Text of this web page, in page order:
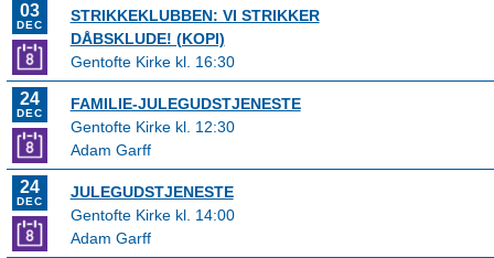
03
DEC
STRIKKEKLUBBEN: VI STRIKKER
DÅBSKLUDE! (KOPI)
Gentofte Kirke kl. 16:30
24
DEC
FAMILIE-JULEGUDSTJENESTE
Gentofte Kirke kl. 12:30
Adam Garff
24
DEC
JULEGUDSTJENESTE
Gentofte Kirke kl. 14:00
Adam Garff